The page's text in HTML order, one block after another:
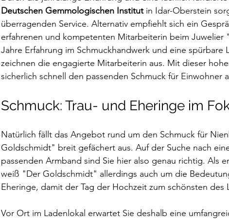
Deutschen Gemmologischen Institut in Idar-Oberstein
überragenden Service. Alternativ empfiehlt sich ein
erfahrenen und kompetenten Mitarbeiterin beim Juwelier
Jahre Erfahrung im Schmuckhandwerk und eine spürbare
zeichnen die engagierte Mitarbeiterin aus. Mit dieser
sicherlich schnell den passenden Schmuck für Einwohner
Schmuck: Trau- und Eheringe im
Natürlich fällt das Angebot rund um den Schmuck für
Goldschmidt" breit gefächert aus. Auf der Suche nach
passenden Armband sind Sie hier also genau richtig. Als
weiß "Der Goldschmidt" allerdings auch um die
Eheringe, damit der Tag der Hochzeit zum schönsten des
Vor Ort im Ladenlokal erwartet Sie deshalb eine